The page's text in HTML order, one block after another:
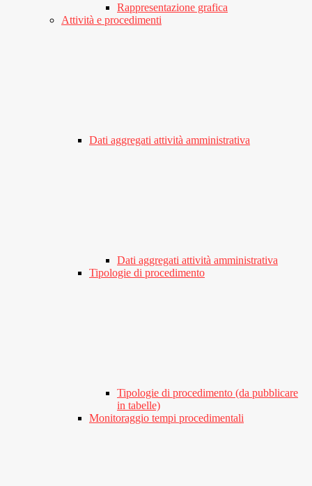
Rappresentazione grafica
Attività e procedimenti
Dati aggregati attività amministrativa
Dati aggregati attività amministrativa
Tipologie di procedimento
Tipologie di procedimento (da pubblicare
in tabelle)
Monitoraggio tempi procedimentali